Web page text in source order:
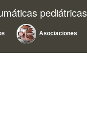
pediátricas
Asociaciones